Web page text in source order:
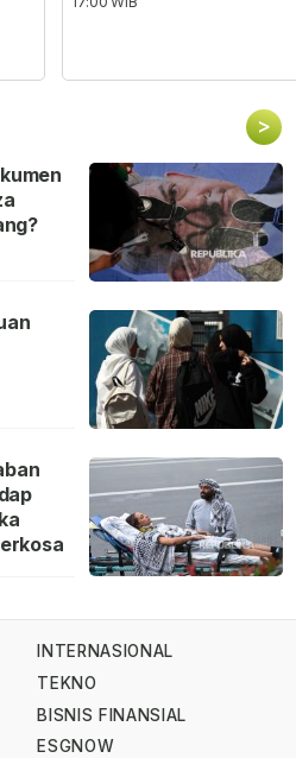
>
INTERNASIONAL
TEKNO
BISNIS FINANSIAL
ESGNOW